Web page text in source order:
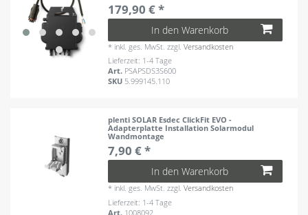
179,90 € *
In den Warenkorb
* inkl. ges. MwSt. zzgl.Versandkosten
Lieferzeit: 1-4 Tage
Art. PSAPSDS3S600
SKU 5.999145.110
plenti SOLAR Esdec ClickFit EVO -
Adapterplatte Installation Solarmodul
Wandmontage
7,90 € *
In den Warenkorb
* inkl. ges. MwSt. zzgl.Versandkosten
Lieferzeit: 1-4 Tage
Art. 1008092